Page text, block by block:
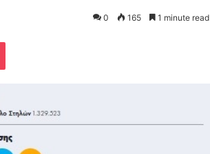
0 165 1 minute read
Pocket